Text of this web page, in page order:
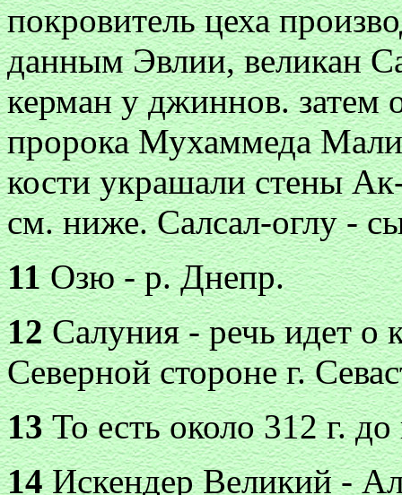
покровитель цеха
данным Эвлии, великан
керман у джиннов.
пророка Мухаммеда
кости украшали стены
см. ниже. Салсал-оглу -
11Озю - р. Днепр.
12Салуния - речь идет о
Северной стороне г.
13То есть около 312 г. до
14Искендер Великий -